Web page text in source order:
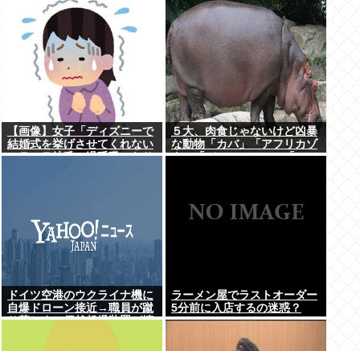
【画像】女子「ディズニーで
結婚式を挙げさせてくれない
モラハラ彼氏。過呼吸になり
５大、肉食じゃないけど凶暴
な動物「カバ」「アフリカゾ
ウ」「バッファロー」「コー
ドイツ空港のウクライナ機に
自爆ドローン接近→職員が蹴
り落とす→偶然起爆装置が壊
ラーメン屋でラストオーダー
5分前に入店するの迷惑？